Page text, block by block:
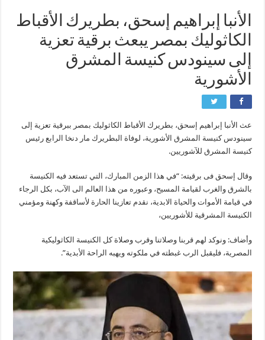
الأنبا إبراهيم إسحق، بطريرك الأقباط
الكاثوليك بمصر يبعث برقية تعزية
إلى سينودس كنيسة المشرق
الأشورية
عث الأنبا إبراهيم إسحق، بطريرك الأقباط الكاثوليك بمصر ببرقية تعزية إلى
سينودس كنيسة المشرق الأشورية، لوفاة البطريرك مار دنخا الرابع رئيس
كنيسة المشرق للآشوريين.
وقال إسحق فى برقيته: “في هذا الزمن المبارك، التي تستعد فيه الكنيسة
بالشرق والغرب لقيامة المسيح، وعبوره من هذا العالم الى الآب، بكل الرجاء
في قيامة الأموات والحياة الابدية، نقدم تعازينا الحارة لأساقفة وكهنة ومؤمني
الكنيسة المشرقية للأشوريين،
وأضاف: ونوكد لهم قربنا وصلاتنا وقرب وصلاة كل الكنيسة الكاثوليكية
المصرية، فليقبل الرب غبطته في ملكوته ويهبه الراحة الأبدية”.